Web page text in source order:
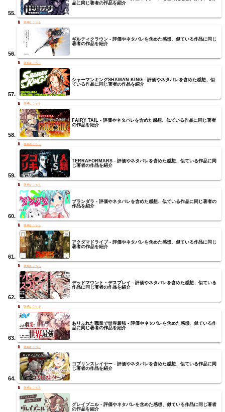
品に同じ著者の作品を紹介
ギルティクラウン - 評価やネタバレを含めた感想、似ている作品に同じ
著者の作品を紹介
シャーマンキングSHAMAN KING - 評価やネタバレを含めた感想、似
ている作品に同じ著者の作品を紹介
FAIRY TAIL - 評価やネタバレを含めた感想、似ている作品に同じ著者
の作品を紹介
TERRAFORMARS - 評価やネタバレを含めた感想、似ている作品に同
じ著者の作品を紹介
プランダラ - 評価やネタバレを含めた感想、似ている作品に同じ著者の
作品を紹介
アクダマドライブ - 評価やネタバレを含めた感想、似ている作品に同じ
著者の作品を紹介
デッドマウント・デスプレイ - 評価やネタバレを含めた感想、似ている
作品に同じ著者の作品を紹介
ありふれた職業で世界最強 - 評価やネタバレを含めた感想、似ている作
品に同じ著者の作品を紹介
ゴブリンスレイヤー - 評価やネタバレを含めた感想、似ている作品に同
じ著者の作品を紹介
グレイプニル - 評価やネタバレを含めた感想、似ている作品に同じ著者
の作品を紹介